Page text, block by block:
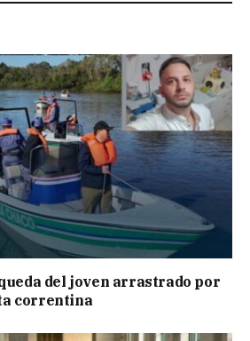
del joven arrastrado por
correntina